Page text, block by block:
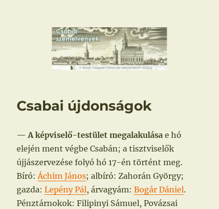
Csabai szemelvények
Csabai újdonságok
— A képviselő-testület megalakulása e hó
elején ment végbe Csabán; a tisztviselők
újjászervezése folyó hó 17-én történt meg.
Bíró:Áchim János; albíró: Zahorán György;
gazda:Lepény Pál, árvagyám:Bogár Dániel.
Pénztárnokok: Filipinyi Sámuel, Povázsai